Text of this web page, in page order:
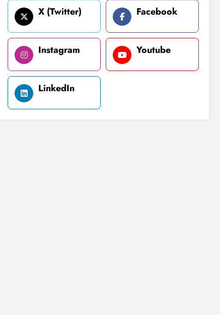
X (Twitter) Facebook
Instagram Youtube
LinkedIn